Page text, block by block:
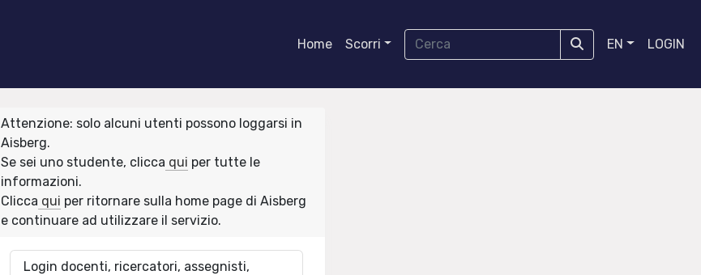
Home Scorri EN LOGIN
Attenzione: solo alcuni utenti possono loggarsi in
Aisberg.
Se sei uno studente, clicca qui per tutte le
informazioni.
Clicca qui per ritornare sulla home page di Aisberg
e continuare ad utilizzare il servizio.
Login docenti, ricercatori, assegnisti,